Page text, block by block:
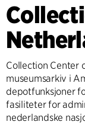
Collection Center
museumsarkiv i
depotfunksjoner
fasiliteter for
nederlandske